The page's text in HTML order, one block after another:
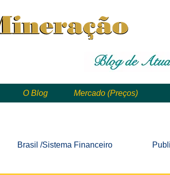
O Blog Mercado (Preços)
Brasil /Sistema Financeiro